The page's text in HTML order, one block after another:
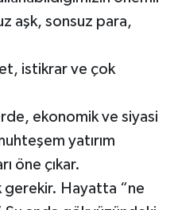
aşk, sonsuz para,
istikrar ve çok
ekonomik ve siyasi
yatırım
öne çıkar.
gerekir. Hayatta “ne